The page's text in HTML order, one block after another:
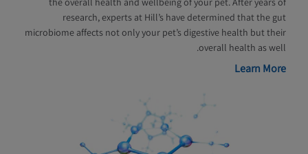
research, experts at Hill’s have determined that the gut
microbiome affects not only your pet’s digestive health but their
overall health as well.
Learn More